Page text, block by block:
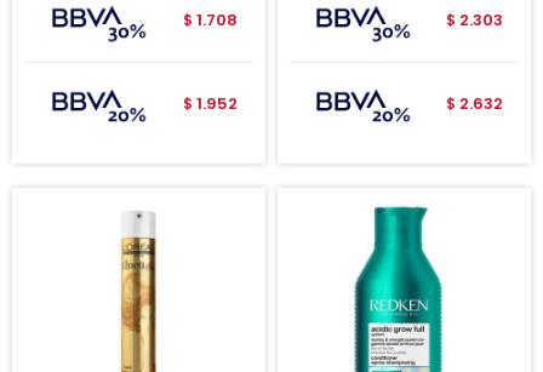
$ 1.708
$ 1.952
$ 2.303
$ 2.632